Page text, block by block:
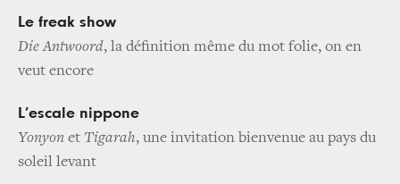
Le freak show
Die Antwoord, la définition même du mot folie, on en
veut encore
L’escale nippone
Yonyon et Tigarah, une invitation bienvenue au pays du
soleil levant